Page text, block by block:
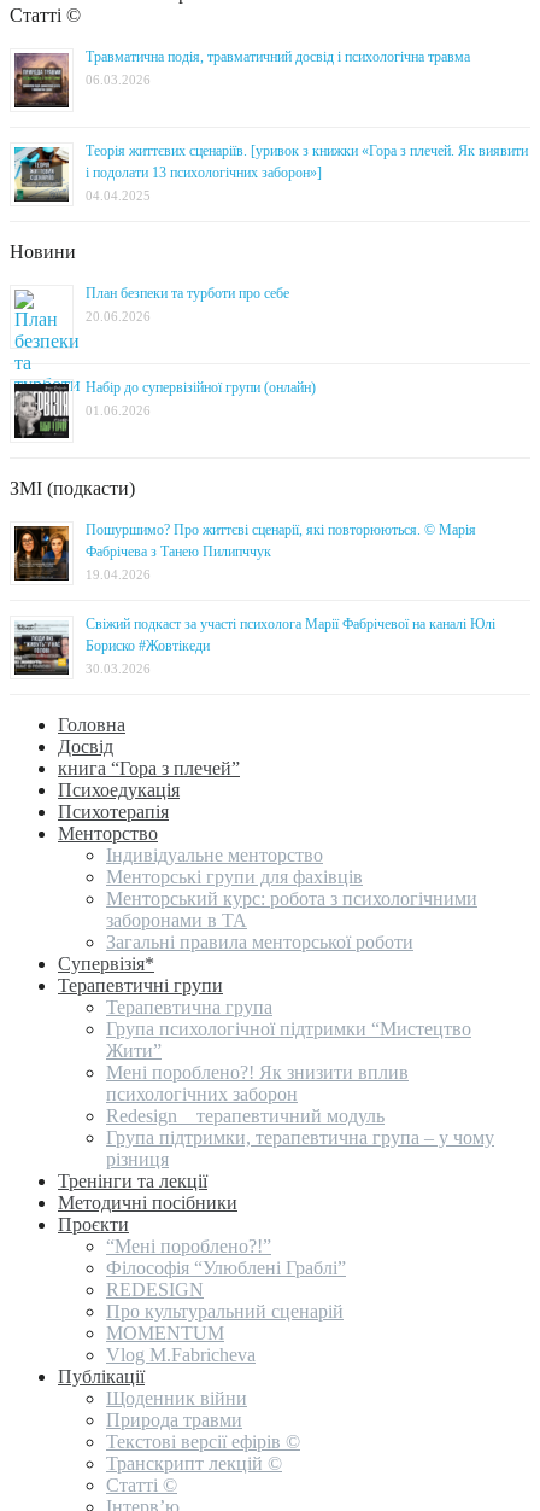
Статті ©
Травматична подія, травматичний досвід і психологічна травма
06.03.2026
Теорія життєвих сценаріїв. [уривок з книжки «Гора з плечей. Як виявити
і подолати 13 психологічних заборон»]
04.04.2025
Новини
План безпеки та турботи про себе
20.06.2026
Набір до супервізійної групи (онлайн)
01.06.2026
ЗМІ (подкасти)
Пошуршимо? Про життєві сценарії, які повторюються. © Марія
Фабрічева з Танею Пилипччук
19.04.2026
Свіжий подкаст за участі психолога Марії Фабрічевої на каналі Юлі
Бориско #Жовтікеди
30.03.2026
Головна
Досвід
книга “Гора з плечей”
Психоедукація
Психотерапія
Менторство
Індивідуальне менторство
Менторські групи для фахівців
Менторський курс: робота з психологічними
заборонами в ТА
Загальні правила менторської роботи
Супервізія*
Терапевтичні групи
Терапевтична група
Група психологічної підтримки “Мистецтво
Жити”
Мені пороблено?! Як знизити вплив
психологічних заборон
Redesign _ терапевтичний модуль
Група підтримки, терапевтична група – у чому
різниця
Тренінги та лекції
Методичні посібники
Проєкти
“Мені пороблено?!”
Філософія “Улюблені Граблі”
REDESIGN
Про культуральний сценарій
MOMENTUM
Vlog M.Fabricheva
Публікації
Щоденник війни
Природа травми
Текстові версії ефірів ©
Транскрипт лекцій ©
Статті ©
Інтерв’ю